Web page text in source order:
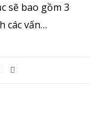
sẽ bao gồm 3
các vấn…